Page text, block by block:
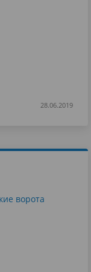
28.06.2019
ворота